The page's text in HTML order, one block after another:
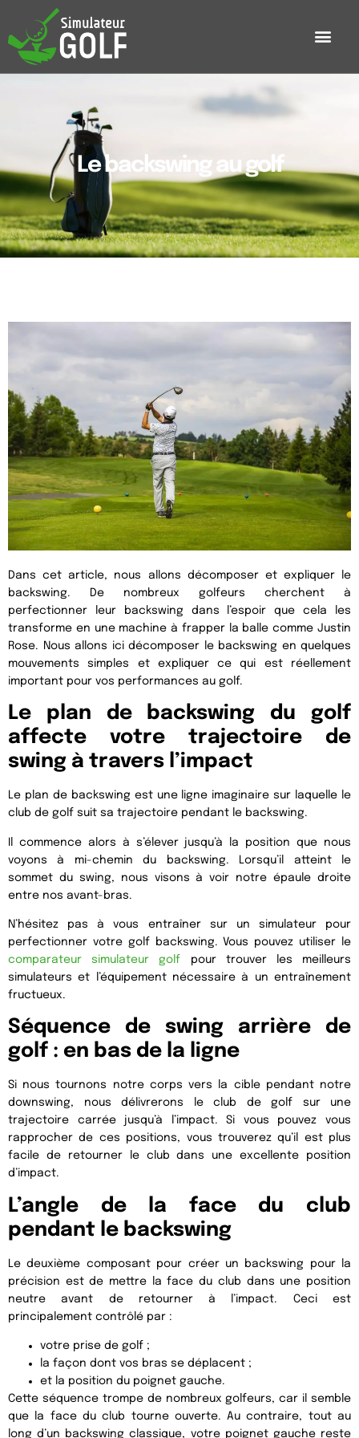
Le backswing au golf
Dans cet article, nous allons décomposer et expliquer le
backswing. De nombreux golfeurs cherchent à
perfectionner leur backswing dans l’espoir que cela les
transforme en une machine à frapper la balle comme Justin
Rose. Nous allons ici décomposer le backswing en quelques
mouvements simples et expliquer ce qui est réellement
important pour vos performances au golf.
Le plan de backswing du golf
affecte votre trajectoire de
swing à travers l’impact
Le plan de backswing est une ligne imaginaire sur laquelle le
club de golf suit sa trajectoire pendant le backswing.
Il commence alors à s’élever jusqu’à la position que nous
voyons à mi-chemin du backswing. Lorsqu’il atteint le
sommet du swing, nous visons à voir notre épaule droite
entre nos avant-bras.
N’hésitez pas à vous entraîner sur un simulateur pour
perfectionner votre golf backswing. Vous pouvez utiliser le
comparateur simulateur golf pour trouver les meilleurs
simulateurs et l’équipement nécessaire à un entraînement
fructueux.
Séquence de swing arrière de
golf : en bas de la ligne
Si nous tournons notre corps vers la cible pendant notre
downswing, nous délivrerons le club de golf sur une
trajectoire carrée jusqu’à l’impact. Si vous pouvez vous
rapprocher de ces positions, vous trouverez qu’il est plus
facile de retourner le club dans une excellente position
d’impact.
L’angle de la face du club
pendant le backswing
Le deuxième composant pour créer un backswing pour la
précision est de mettre la face du club dans une position
neutre avant de retourner à l’impact. Ceci est
principalement contrôlé par :
votre prise de golf ;
la façon dont vos bras se déplacent ;
et la position du poignet gauche.
Cette séquence trompe de nombreux golfeurs, car il semble
que la face du club tourne ouverte. Au contraire, tout au
long d’un backswing classique, votre poignet gauche reste